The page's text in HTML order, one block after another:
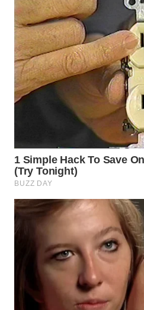
Wahana
Media
Group
WAHANA
NEWS
WAHANA
ADVOKAT
WAHANA
INFRASTRUKTUR
KONSUMEN
WAHANA